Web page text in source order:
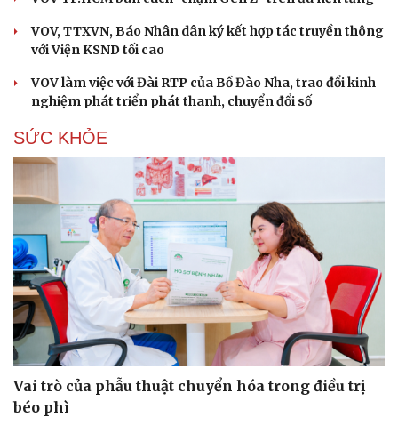
VOV, TTXVN, Báo Nhân dân ký kết hợp tác truyền thông
với Viện KSND tối cao
VOV làm việc với Đài RTP của Bồ Đào Nha, trao đổi kinh
nghiệm phát triển phát thanh, chuyển đổi số
SỨC KHỎE
Vai trò của phẫu thuật chuyển hóa trong điều trị
béo phì